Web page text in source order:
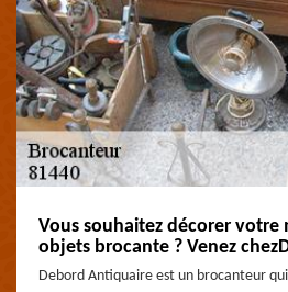
Vous souhaitez décorer votre
objets brocante ? Venez
Debord Antiquaire est un brocanteur